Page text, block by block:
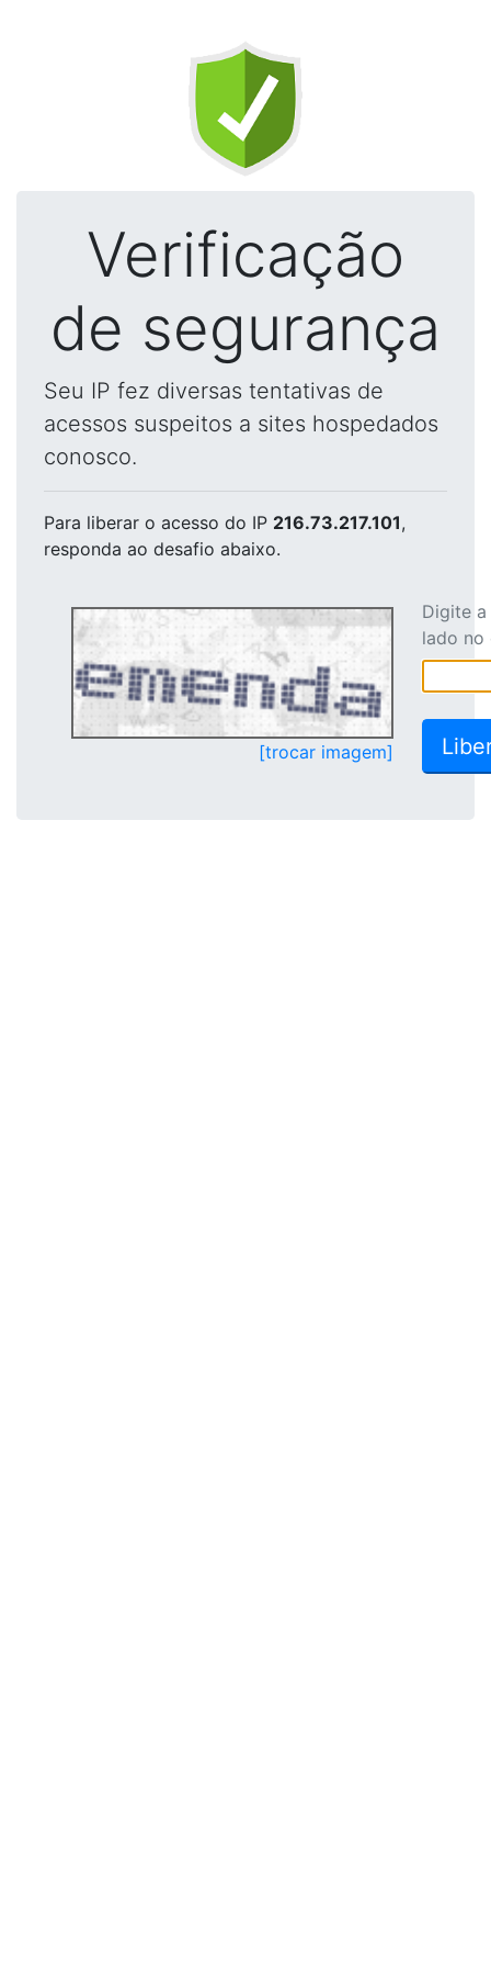
Verificação
de segurança
Seu IP fez diversas tentativas de
acessos suspeitos a sites hospedados
conosco.
Para liberar o acesso do IP 216.73.217.101,
responda ao desafio abaixo.
[trocar imagem]
Digite
lado no